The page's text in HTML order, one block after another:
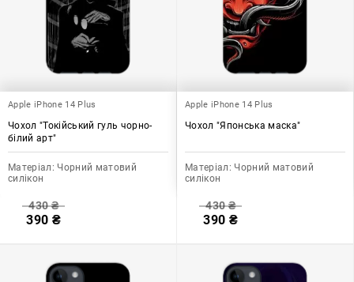
Apple iPhone 14 Plus
Чохол "Токійський гуль чорно-
білий арт"
Матеріал: Чорний матовий
силікон
430₴
390 ₴
Apple iPhone 14 Plus
Чохол "Японська маска"
Матеріал: Чорний матовий
силікон
430₴
390 ₴